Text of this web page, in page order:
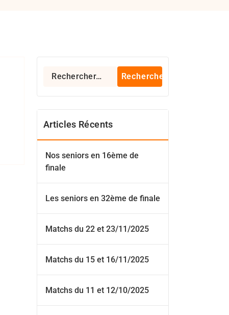
Rechercher :
Articles Récents
Nos seniors en 16ème de
finale
Les seniors en 32ème de finale
Matchs du 22 et 23/11/2025
Matchs du 15 et 16/11/2025
Matchs du 11 et 12/10/2025